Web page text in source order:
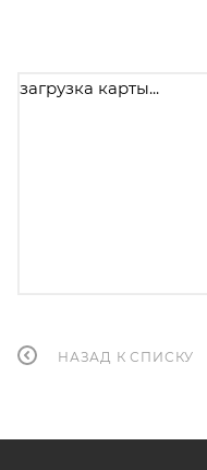
загрузка карты...
НАЗАД К СПИСКУ